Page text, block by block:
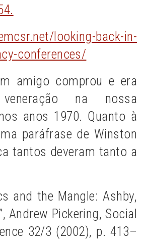
looking-back-in-
conferences/
amigo comprou e era
na nossa
anos 1970. Quanto à
paráfrase de Winston
tantos deveram tanto a
and the Mangle: Ashby,
Andrew Pickering, Social
32/3 (2002), p. 413–